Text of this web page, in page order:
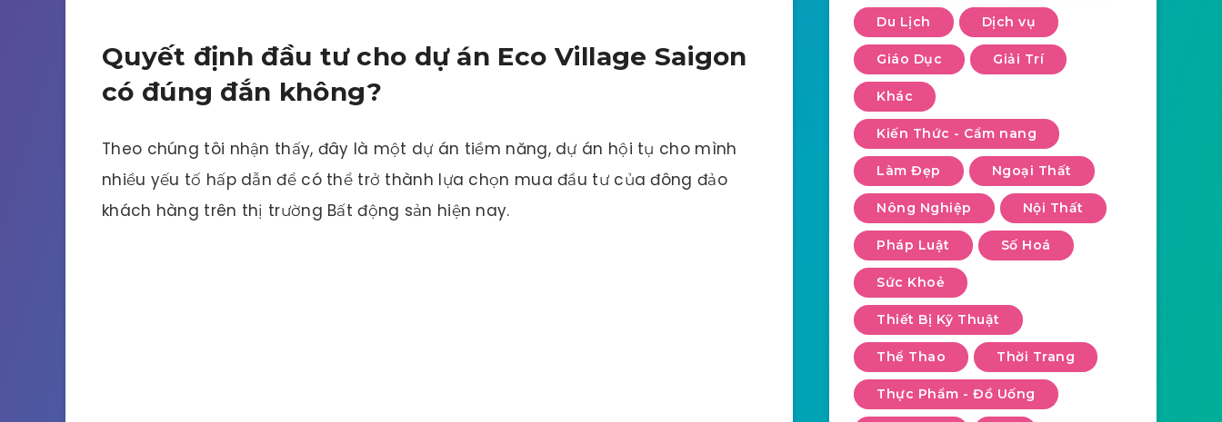
Quyết định đầu tư cho dự án Eco Village Saigon
có đúng đắn không?
Theo chúng tôi nhận thấy, đây là một dự án tiềm năng, dự án hội tụ cho mình
nhiều yếu tố hấp dẫn để có thể trở thành lựa chọn mua đầu tư của đông đảo
khách hàng trên thị trường Bất động sản hiện nay.
Du Lịch Dịch vụ
Giáo Dục Giải Trí
Khác
Kiến Thức - Cẩm nang
Làm Đẹp Ngoại Thất
Nông Nghiệp Nội Thất
Pháp Luật Số Hoá
Sức Khoẻ
Thiết Bị Kỹ Thuật
Thể Thao Thời Trang
Thực Phẩm - Đồ Uống